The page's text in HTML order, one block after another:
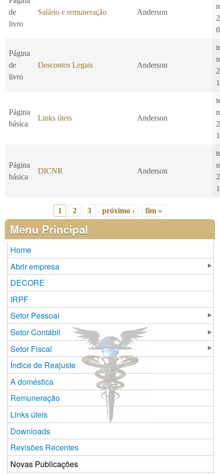
de
livro
Salário e remuneração Anderson
Página
de
livro
Descontos Legais Anderson
Página
básica
Links úteis Anderson
Página
básica
DICNR Anderson
Páginas
1 2 3 próximo › fim »
Menu Principal
Home
Abrir empresa
DECORE
IRPF
Setor Pessoal
Setor Contábil
Setor Fiscal
Índice de Reajuste
A doméstica
Remuneração
Links úteis
Downloads
Revisões Recentes
Novas Publicações